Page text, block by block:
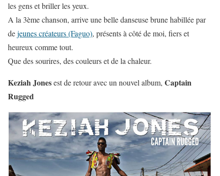
les gens et briller les yeux.
A la 3ème chanson, arrive une belle danseuse brune habillée par
dejeunes créateurs (Faguo), présents à côté de moi, fiers et
heureux comme tout.
Que des sourires, des couleurs et de la chaleur.
Keziah Jonesest de retour avec un nouvel album, Captain
Rugged